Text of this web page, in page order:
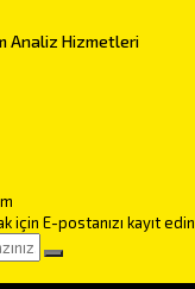
Analiz Hizmetleri
için E-postanızı kayıt edin